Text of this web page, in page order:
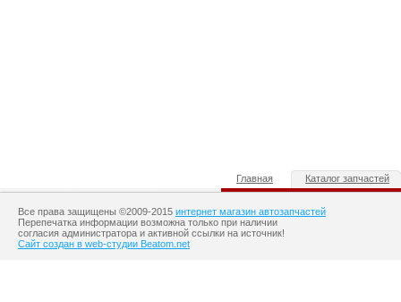
Главная Каталог запчастей
Все права защищены ©2009-2015 интернет магазин автозапчастей
Перепечатка информации возможна только при наличии
согласия администратора и активной ссылки на источник!
Сайт создан в web-студии Beatom.net